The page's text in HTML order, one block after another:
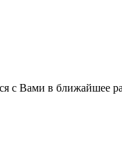
с Вами в ближайшее